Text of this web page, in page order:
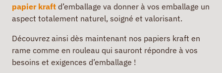
papier kraft d’emballage va donner à vos emballage un
aspect totalement naturel, soigné et valorisant.
Découvrez ainsi dès maintenant nos papiers kraft en
rame comme en rouleau qui sauront répondre à vos
besoins et exigences d’emballage !